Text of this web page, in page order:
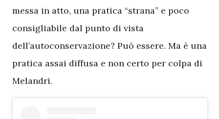
messa in atto, una pratica “strana” e poco
consigliabile dal punto di vista
dell’autoconservazione? Può essere. Ma è una
pratica assai diffusa e non certo per colpa di
Melandri.